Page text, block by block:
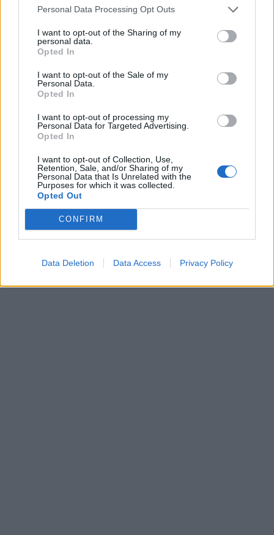
Personal Data Processing Opt Outs
I want to opt-out of the Sharing of my
personal data.
Opted In
I want to opt-out of the Sale of my
Personal Data.
Opted In
I want to opt-out of processing my
Personal Data for Targeted Advertising.
Opted In
I want to opt-out of Collection, Use,
Retention, Sale, and/or Sharing of my
Personal Data that Is Unrelated with the
Purposes for which it was collected.
Opted Out
CONFIRM
Data Deletion Data Access Privacy Policy
In evidenza